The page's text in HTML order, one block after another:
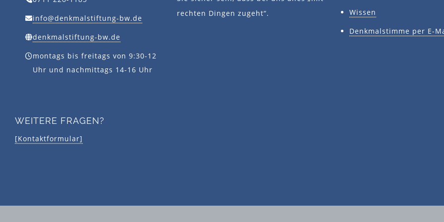
info@denkmalstiftung-bw.de
denkmalstiftung-bw.de
montags bis freitags von 9:30-12
Uhr und nachmittags 14-16 Uhr
WEITERE FRAGEN?
[Kontaktformular]
rechten Dingen zugeht“.
Wissen
Denkmalstimme per E-